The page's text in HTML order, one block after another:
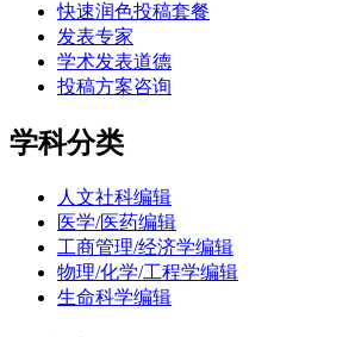
快速润色投稿套餐
发表专家
学术发表道德
投稿方案咨询
学科分类
人文社科编辑
医学/医药编辑
工商管理/经济学编辑
物理/化学/工程学编辑
生命科学编辑